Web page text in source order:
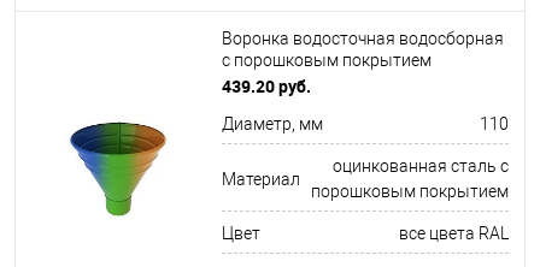
Воронка водосточная водосборная
c порошковым покрытием
ф110х350мм все цвета RAL
439.20 руб.
Диаметр, мм 110
Материал
оцинкованная сталь с
порошковым покрытием
Цвет все цвета RAL